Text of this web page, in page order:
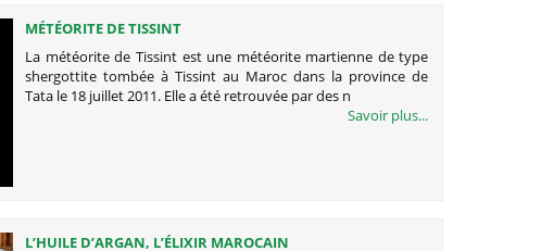
MÉTÉORITE DE TISSINT
La météorite de Tissint est une météorite martienne de type
shergottite tombée à Tissint au Maroc dans la province de
Tata le 18 juillet 2011. Elle a été retrouvée par des n
Savoir plus...
L’HUILE D’ARGAN, L’ÉLIXIR MAROCAIN